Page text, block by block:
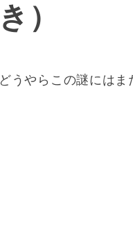
き）
どうやらこの謎には